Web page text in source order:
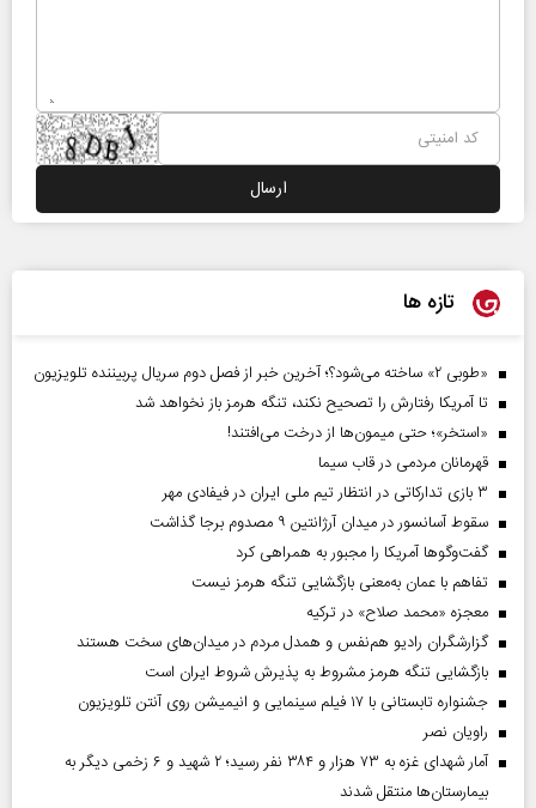
تازه ها
«طوبی ۲» ساخته می‌شود؟؛ آخرین خبر از فصل دوم سریال پربیننده تلویزیون
تا آمریکا رفتارش را تصحیح نکند، تنگه هرمز باز نخواهد شد
«استخر»‌‌؛ حتی میمون‌ها از درخت می‌افتند!
قهرمانان مردمی در قاب سیما
۳ بازی تدارکاتی در انتظار تیم ملی ایران در فیفادی مهر
سقوط آسانسور در میدان آرژانتین ۹ مصدوم برجا گذاشت
گفت‌وگوها آمریکا را مجبور به همراهی کرد
تفاهم با عمان به‌معنی بازگشایی تنگه هرمز نیست
معجزه «محمد صلاح» در ترکیه
گزارشگران رادیو هم‌نفس و همدل مردم در میدان‌های سخت هستند
بازگشایی تنگه هرمز مشروط به پذیرش شروط ایران است
جشنواره تابستانی با ۱۷ فیلم سینمایی و انیمیشن روی آنتن تلویزیون
راویان نصر
آمار شهدای غزه به ۷۳ هزار و ۳۸۴ نفر رسید؛ ۲ شهید و ۶ زخمی دیگر به
بیمارستان‌ها منتقل شدند